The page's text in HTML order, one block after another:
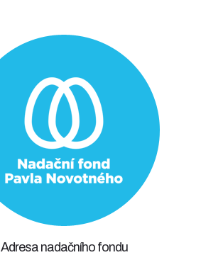
Adresa nadačního fondu